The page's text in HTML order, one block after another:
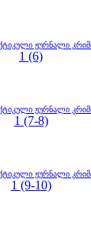
ჟურნალი
1 (6)
ჟურნალი
1 (7-8)
ჟურნალი
1 (9-10)